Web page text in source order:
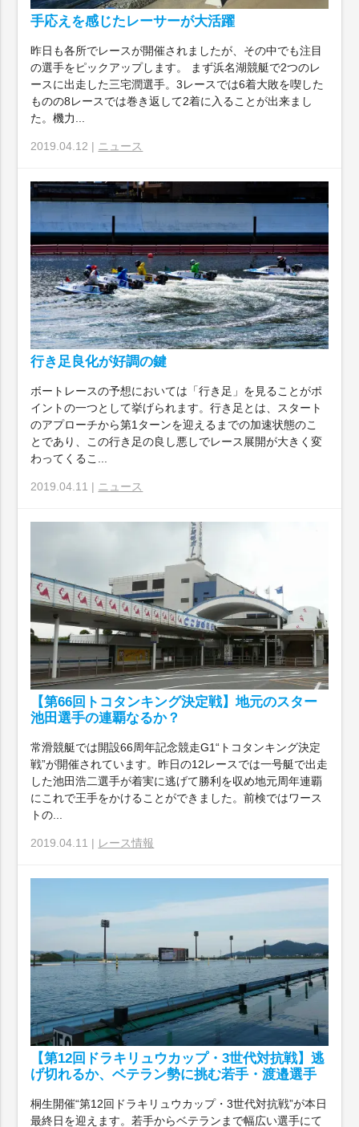
手応えを感じたレーサーが大活躍
昨日も各所でレースが開催されましたが、その中でも注目
の選手をピックアップします。 まず浜名湖競艇で2つのレ
ースに出走した三宅潤選手。3レースでは6着大敗を喫した
ものの8レースでは巻き返して2着に入ることが出来まし
た。機力...
2019.04.12 | ニュース
行き足良化が好調の鍵
ボートレースの予想においては「行き足」を見ることがポ
イントの一つとして挙げられます。行き足とは、スタート
のアプローチから第1ターンを迎えるまでの加速状態のこ
とであり、この行き足の良し悪しでレース展開が大きく変
わってくるこ...
2019.04.11 | ニュース
【第66回トコタンキング決定戦】地元のスター
池田選手の連覇なるか？
常滑競艇では開設66周年記念競走G1“トコタンキング決定
戦”が開催されています。昨日の12レースでは一号艇で出走
した池田浩二選手が着実に逃げて勝利を収め地元周年連覇
にこれで王手をかけることができました。前検ではワース
トの...
2019.04.11 | レース情報
【第12回ドラキリュウカップ・3世代対抗戦】逃
げ切れるか、ベテラン勢に挑む若手・渡邉選手
桐生開催“第12回ドラキリュウカップ・3世代対抗戦”が本日
最終日を迎えます。若手からベテランまで幅広い選手にて